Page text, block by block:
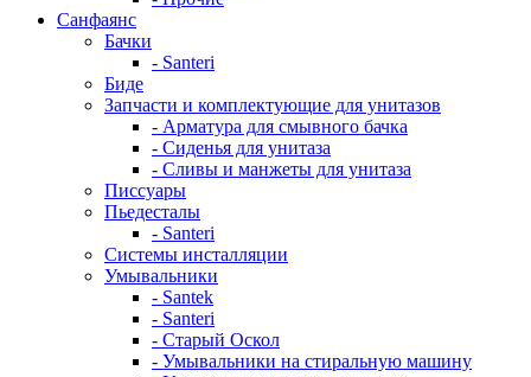
Санфаянс
Бачки
- Santeri
Биде
Запчасти и комплектующие для унитазов
- Арматура для смывного бачка
- Сиденья для унитаза
- Сливы и манжеты для унитаза
Писсуары
Пьедесталы
- Santeri
Системы инсталляции
Умывальники
- Santek
- Santeri
- Старый Оскол
- Умывальники на стиральную машину